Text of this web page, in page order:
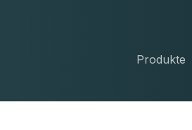
Produkte